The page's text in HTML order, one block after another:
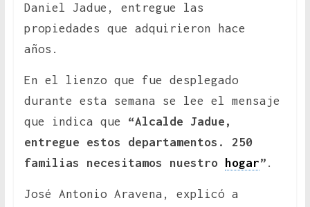
Daniel Jadue, entregue las
propiedades que adquirieron hace
años.
En el lienzo que fue desplegado
durante esta semana se lee el mensaje
que indica que “Alcalde Jadue,
entregue estos departamentos. 250
familias necesitamos nuestro
hogar” .
José Antonio Aravena, explicó a